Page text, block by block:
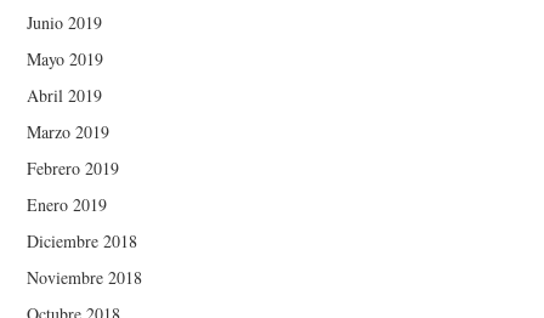
Junio 2019
Mayo 2019
Abril 2019
Marzo 2019
Febrero 2019
Enero 2019
Diciembre 2018
Noviembre 2018